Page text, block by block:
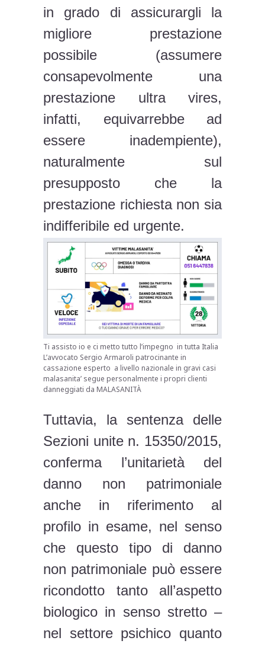
in grado di assicurargli la
migliore prestazione
possibile (assumere
consapevolmente una
prestazione ultra vires,
infatti, equivarrebbe ad
essere inadempiente),
naturalmente sul
presupposto che la
prestazione richiesta non sia
indifferibile ed urgente.
Ti assisto io e ci metto tutto l’impegno in tutta Italia
L’avvocato Sergio Armaroli patrocinante in
cassazione esperto a livello nazionale in gravi casi
malasanita’ segue personalmente i propri clienti
danneggiati da MALASANITÀ
Tuttavia, la sentenza delle
Sezioni unite n. 15350/2015,
conferma l’unitarietà del
danno non patrimoniale
anche in riferimento al
profilo in esame, nel senso
che questo tipo di danno
non patrimoniale può essere
ricondotto tanto all’aspetto
biologico in senso stretto –
nel settore psichico quanto